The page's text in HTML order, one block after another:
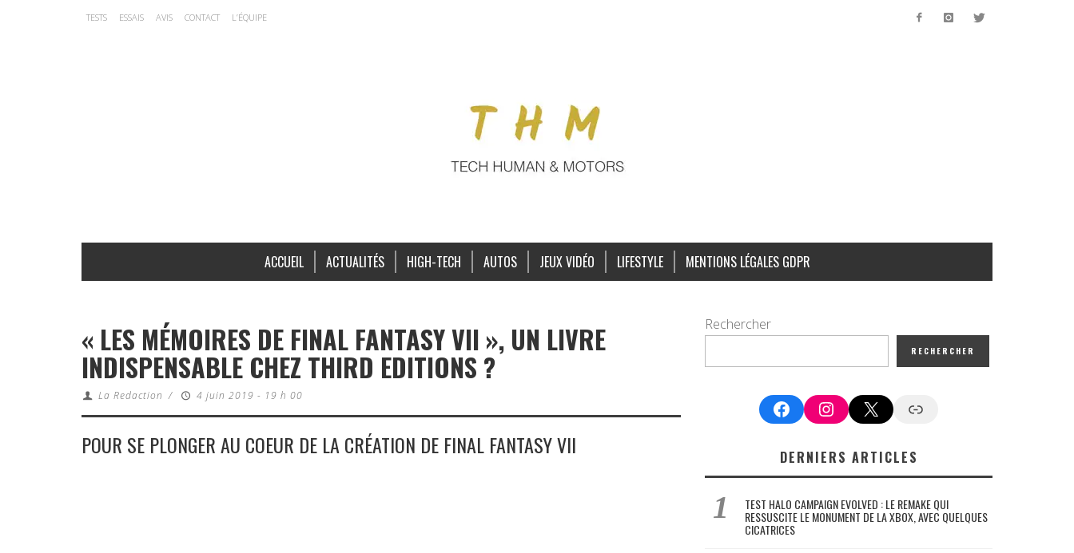
TESTS ESSAIS AVIS CONTACT L’ÉQUIPE
ACCUEIL ACTUALITÉS HIGH-TECH AUTOS JEUX VIDÉO LIFESTYLE MENTIONS LÉGALES GDPR
« LES MÉMOIRES DE FINAL FANTASY VII », UN LIVRE
INDISPENSABLE CHEZ THIRD EDITIONS ?
La Redaction / 4 juin 2019 - 19 h 00
POUR SE PLONGER AU COEUR DE LA CRÉATION DE FINAL FANTASY VII
Rechercher
RECHERCHER
FacebookInstagram
X Google News
DERNIERS ARTICLES
TEST HALO CAMPAIGN EVOLVED : LE REMAKE QUI
RESSUSCITE LE MONUMENT DE LA XBOX, AVEC QUELQUES
CICATRICES